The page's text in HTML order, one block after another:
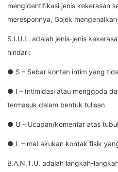
mengidentifikasi jenis kekerasan
meresponnya, Gojek
S.I.U.L. adalah jenis-jenis
hindari:
● S – Sebar konten intim yang
● I – Intimidasi atau menggoda
termasuk dalam bentuk tulisan
● U – Ucapan/komentar atas
● L – meLakukan kontak fisik
B.A.N.T.U. adalah langkah-